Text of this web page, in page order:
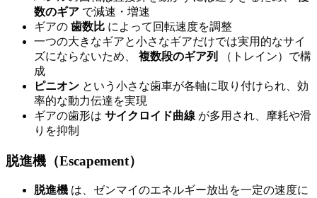
数のギア で減速・増速
ギアの 歯数比 によって回転速度を調整
一つの大きなギアと小さなギアだけでは実用的なサイ
ズにならないため、 複数段のギア列
（トレイン）で構
成
ピニオン という小さな歯車が各軸に取り付けられ、効
率的な動力伝達を実現
ギアの歯形は サイクロイド曲線 が多用され、摩耗や滑
りを抑制
脱進機（Escapement）
脱進機 は、ゼンマイのエネルギー放出を一定の速度に